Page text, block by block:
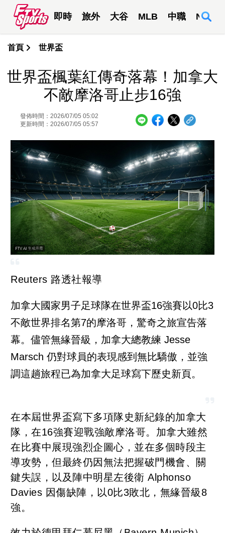
即時 旅外 大谷 MLB 中職 NBA
首頁 世界盃
世界盃楓葉紅傳奇落幕！加拿大
不敵摩洛哥止步16強
發佈時間：2026/07/05 05:02
更新時間：2026/07/05 05:57
Reuters 路透社報導
加拿大國家男子足球隊在世界盃16強賽以0比3
不敵世界排名第7的摩洛哥，驚奇之旅宣告落
幕。儘管無緣晉級，加拿大總教練 Jesse
Marsch 仍對球員的表現感到無比驕傲，並強
調這趟旅程已為加拿大足球寫下歷史新頁。
在本屆世界盃寫下多項隊史新紀錄的加拿大
隊，在16強賽迎戰強敵摩洛哥。加拿大雖然
在比賽中展現強烈企圖心，並在多個時段主
導攻勢，但最終仍因無法把握破門機會、關
鍵失誤，以及陣中明星左後衛 Alphonso
Davies 因傷缺陣，以0比3敗北，無緣晉級8
強。